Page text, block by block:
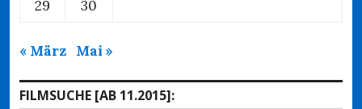
29
30
« März Mai »
FILMSUCHE [AB 11.2015]: